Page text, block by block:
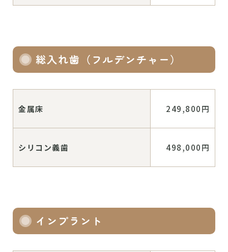
総入れ歯（フルデンチャー）
金属床 249,800円
シリコン義歯 498,000円
インプラント